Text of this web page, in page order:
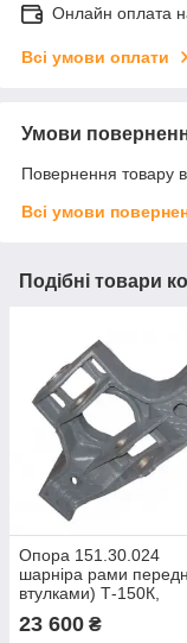
Онлайн оплата
Всі умови оплати
Умови
Повернення товару
Всі умови
Подібні товари
Опора 151.30.024
шарніра рами
втулками) Т-150К,
ХТЗ-17021, 17221
ХТЗ) Трактора Т-150
23 600 ₴